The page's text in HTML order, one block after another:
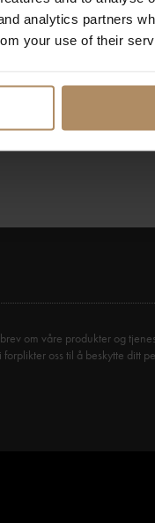
analytics partners
your use of their
om våre produkter og
oss til å beskytte ditt